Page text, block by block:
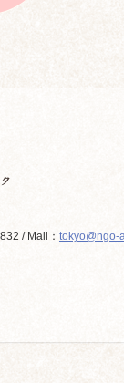
/ Mail： tokyo@ngo-